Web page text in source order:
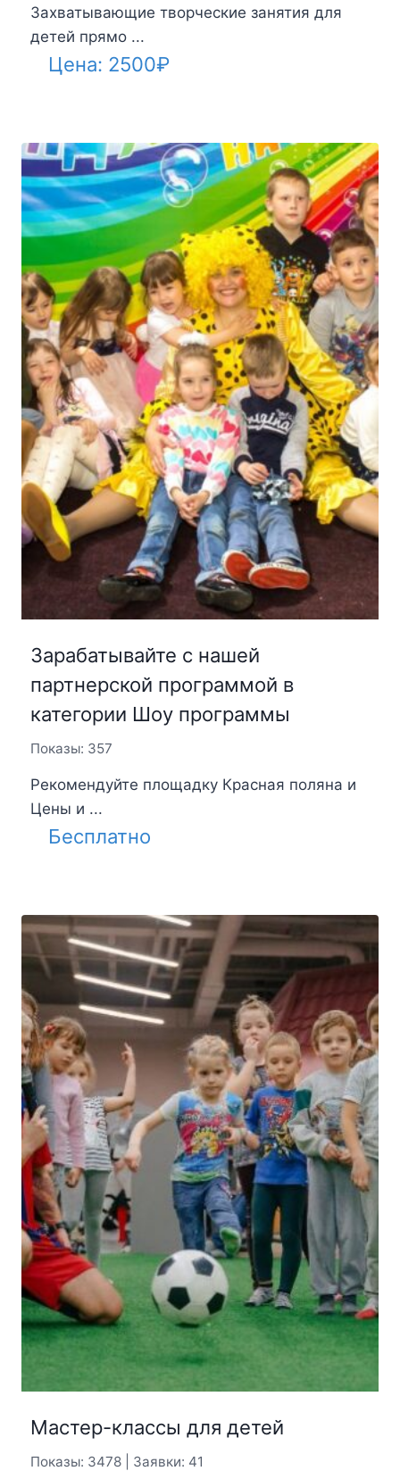
Захватывающие творческие занятия для
детей прямо ...
Цена: 2500₽
Зарабатывайте с нашей
партнерской программой в
категории Шоу программы
Показы: 357
Рекомендуйте площадку Красная поляна и
Цены и ...
Бесплатно
Мастер-классы для детей
Показы: 3478 | Заявки: 41